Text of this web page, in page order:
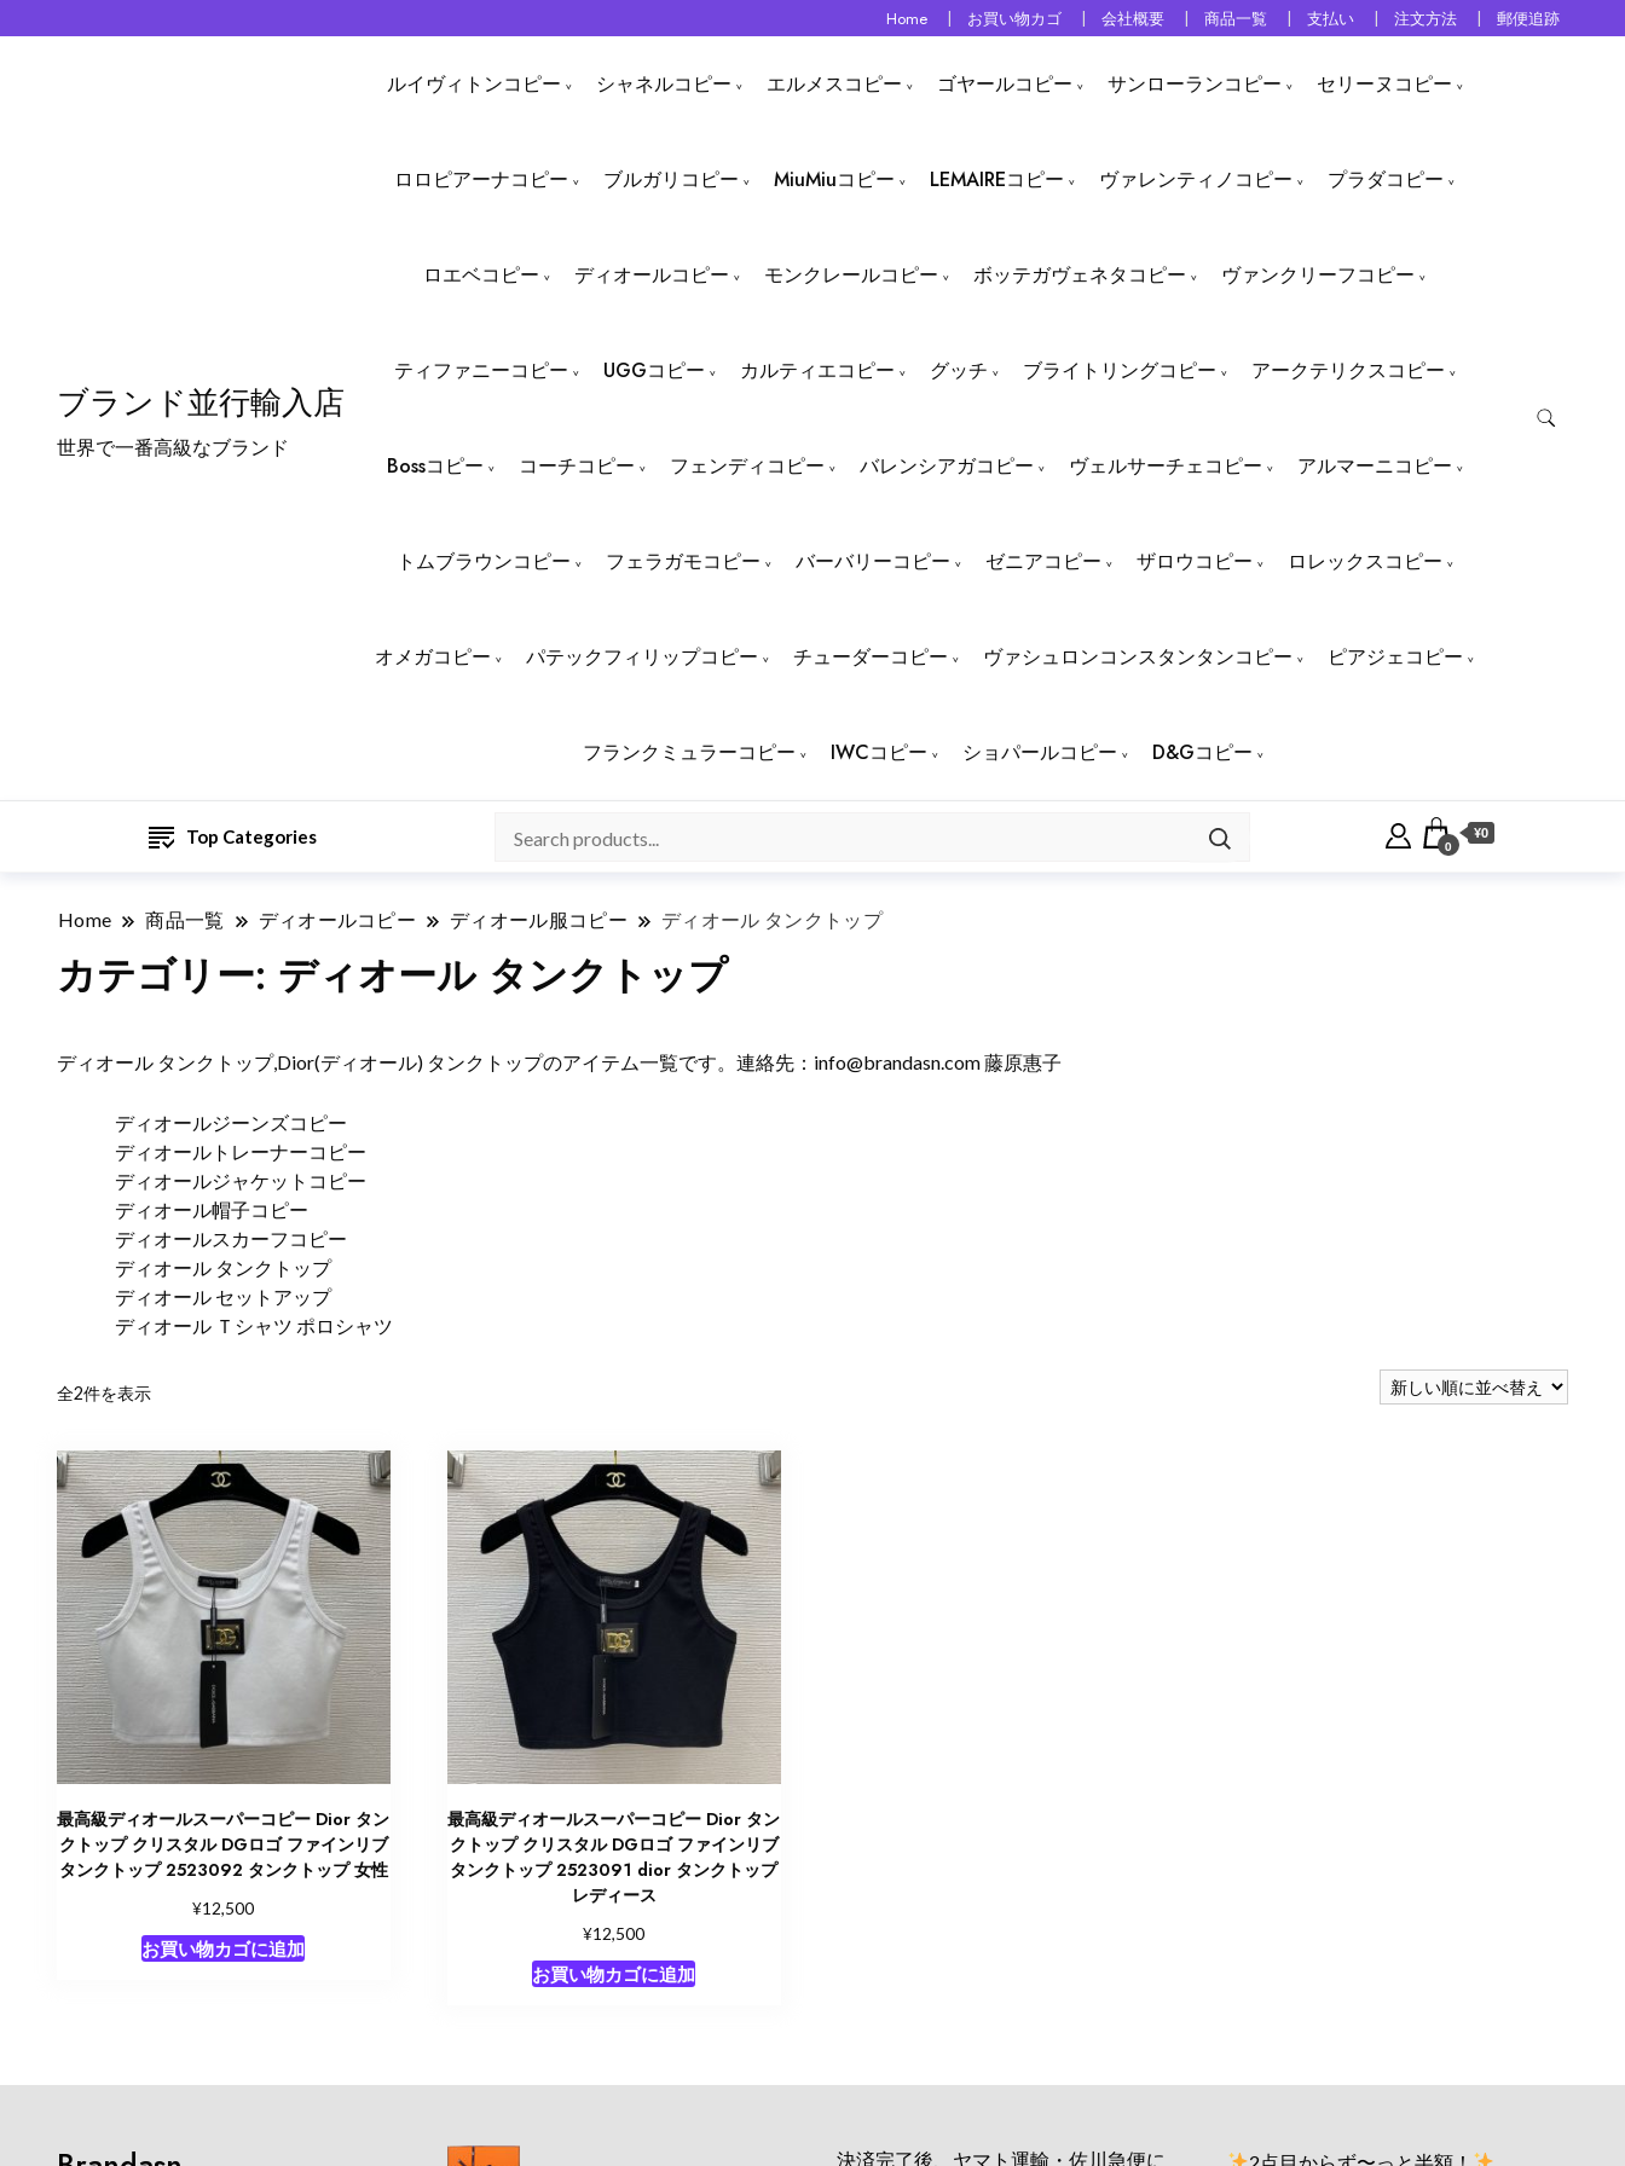
Home お買い物カゴ 会社概要 商品一覧 支払い 注文方法 郵便追跡
ブランド並行輸入店
世界で一番高級なブランド
ルイヴィトンコピー シャネルコピー エルメスコピー ゴヤールコピー サンローランコピー セリーヌコピー
ロロピアーナコピー ブルガリコピー MiuMiuコピー LEMAIREコピー ヴァレンティノコピー プラダコピー
ロエベコピー ディオールコピー モンクレールコピー ボッテガヴェネタコピー ヴァンクリーフコピー
ティファニーコピー UGGコピー カルティエコピー グッチ ブライトリングコピー アークテリクスコピー
Bossコピー コーチコピー フェンディコピー バレンシアガコピー ヴェルサーチェコピー アルマーニコピー
トムブラウンコピー フェラガモコピー バーバリーコピー ゼニアコピー ザロウコピー ロレックスコピー
オメガコピー パテックフィリップコピー チューダーコピー ヴァシュロンコンスタンタンコピー ピアジェコピー
フランクミュラーコピー IWCコピー ショパールコピー D&Gコピー
Top Categories 0
¥0
Home 商品一覧 ディオールコピー ディオール服コピー ディオール タンクトップ
カテゴリー: ディオール タンクトップ
ディオール タンクトップ,Dior(ディオール) タンクトップのアイテム一覧です。連絡先： info@brandasn.com藤原惠子
ディオールジーンズコピー
ディオールトレーナーコピー
ディオールジャケットコピー
ディオール帽子コピー
ディオールスカーフコピー
ディオール タンクトップ
ディオール セットアップ
ディオール Ｔシャツ ポロシャツ
全2件を表示新
い
順
最高級ディオールスーパーコピー Dior タン
クトップ クリスタル DGロゴ ファインリブ
タンクトップ 2523092 タンクトップ 女性
¥12,500
お買い物カゴに追加
最高級ディオールスーパーコピー Dior タン
クトップ クリスタル DGロゴ ファインリブ
タンクトップ 2523091 dior タンクトップ
レディース
¥12,500
お買い物カゴに追加
決済完了後、ヤマト運輸・佐川急便に